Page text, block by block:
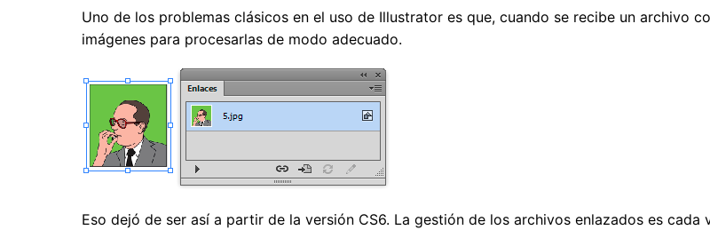
Uno de los problemas clásicos en el uso de Illustrator es que, cuando se recibe un archivo
imágenes para procesarlas de modo adecuado.
Eso dejó de ser así a partir de la versión CS6. La gestión de los archivos enlazados es